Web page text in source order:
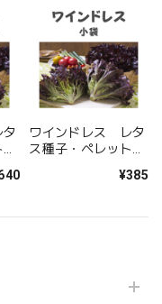
ワインドレス レタ
ス種子・ペレット小
¥385